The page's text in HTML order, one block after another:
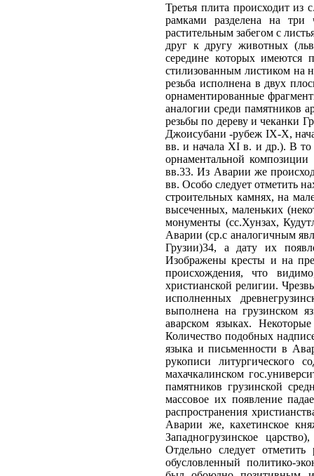
Третья плита происходит из
рамками разделена на три
растительным забегом с
друг к другу животных
середине которых имеются
стилизованным листиком на
резьба исполнена в двух
орнаментированные
аналогии среди памятников
резьбы по дереву и чеканки
Джоисубани -рубеж IX-X,
вв. и начала XI в. и др.). В то
орнаментальной
вв.33. Из Аварии же
вв. Особо следует отметить
строительных камнях, на
высеченных, маленьких
монументы (сс.Хунзах,
Аварии (ср.с аналогичным
Грузии)34, а дату их
Изображены кресты и на
происхождения, что
христианской религии.
исполненных
выполнена на грузинском
аварском языках.
Количество подобных
языка и письменности в
рукописи литургического
махачкалинском
памятников грузинской
массовое их появление
распространения
Аварии же, кахетинское
Западногрузинское
Отдельно следует отметить
обусловленный политико-